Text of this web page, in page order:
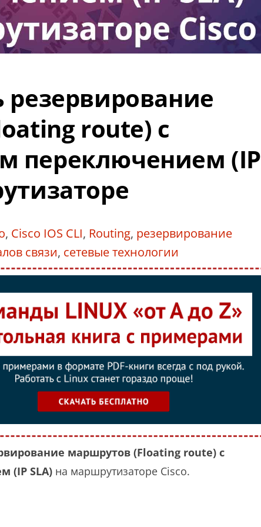
резервирование
route) с
переключением (IP
, Cisco IOS CLI, Routing, резервирование
связи, сетевые технологии
маршрутов (Floating route) с
(IP SLA) на маршрутизаторе Cisco.